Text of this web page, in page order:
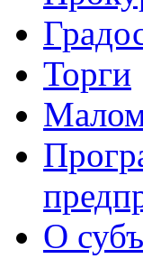
Торги
О